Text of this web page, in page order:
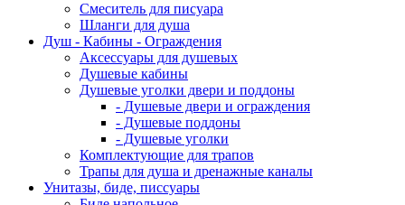
Смеситель для писуара
Шланги для душа
Душ - Кабины - Ограждения
Аксессуары для душевых
Душевые кабины
Душевые уголки двери и поддоны
- Душевые двери и ограждения
- Душевые поддоны
- Душевые уголки
Комплектующие для трапов
Трапы для душа и дренажные каналы
Унитазы, биде, писсуары